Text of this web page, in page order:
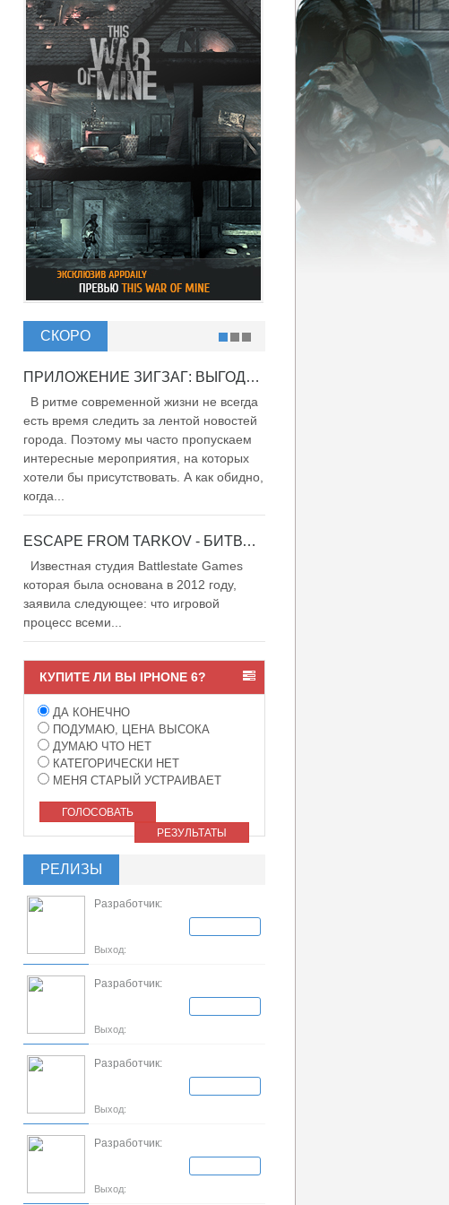
СКОРО
ПРИЛОЖЕНИЕ ЗИГЗАГ: ВЫГОДНО ВДВОЙНЕ!
В ритме современной жизни не всегда
есть время следить за лентой новостей
города. Поэтому мы часто пропускаем
интересные мероприятия, на которых
хотели бы присутствовать. А как обидно,
когда...
ESCAPE FROM TARKOV - БИТВА ЗА ТАРКОВ
Известная студия Battlestate Games
которая была основана в 2012 году,
заявила следующее: что игровой
процесс всеми...
КУПИТЕ ЛИ ВЫ IPHONE 6?
ДА КОНЕЧНО
ПОДУМАЮ, ЦЕНА ВЫСОКА
ДУМАЮ ЧТО НЕТ
КАТЕГОРИЧЕСКИ НЕТ
МЕНЯ СТАРЫЙ УСТРАИВАЕТ
ГОЛОСОВАТЬ
РЕЗУЛЬТАТЫ
РЕЛИЗЫ
Разработчик:
Выход:
Разработчик:
Выход:
Разработчик:
Выход:
Разработчик:
Выход: